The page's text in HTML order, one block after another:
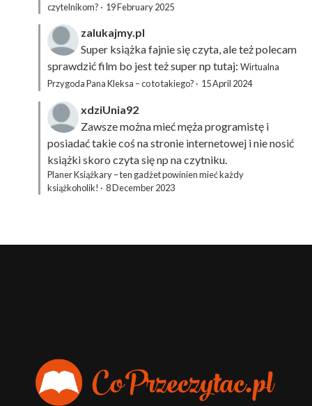
czytelnikom? · 19 February 2025
zalukajmy.pl
Super książka fajnie się czyta, ale też polecam
sprawdzić film bo jest też super np tutaj: Wirtualna
Przygoda Pana Kleksa – co to takiego? · 15 April 2024
xdziUnia92
Zawsze można mieć męża programistę i
posiadać takie coś na stronie internetowej i nie nosić
książki skoro czyta się np na czytniku.
Planer Książkary – ten gadżet powinien mieć każdy
książkoholik! · 8 December 2023